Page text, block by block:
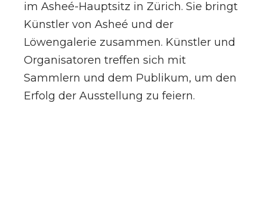
im Asheé-Hauptsitz in Zürich. Sie bringt
Künstler von Asheé und der
Löwengalerie zusammen. Künstler und
Organisatoren treffen sich mit
Sammlern und dem Publikum, um den
Erfolg der Ausstellung zu feiern.